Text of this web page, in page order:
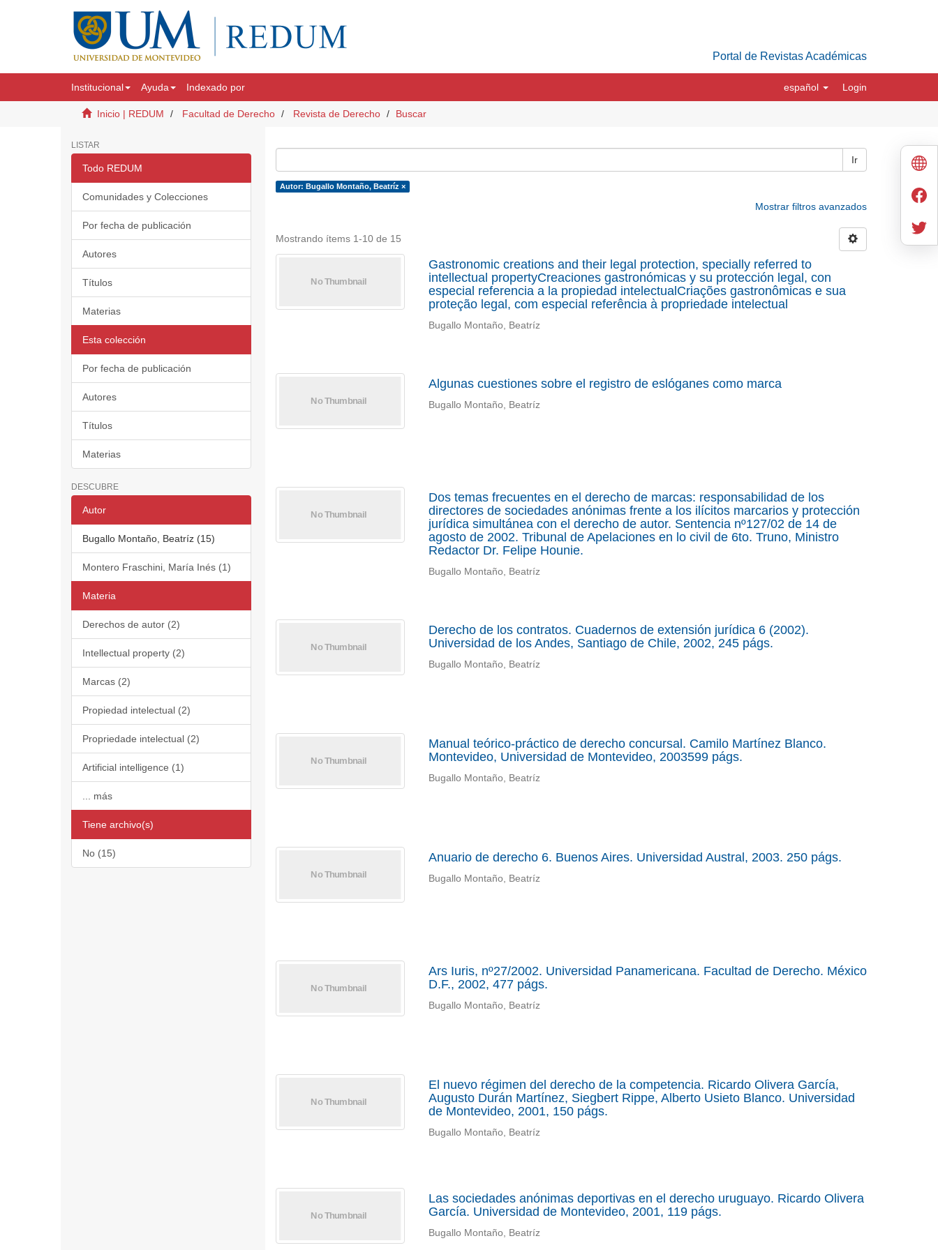
Portal de Revistas Académicas
Institucional Ayuda Indexado por español Login
Inicio | REDUM Facultad de Derecho Revista de Derecho Buscar
LISTAR
Todo REDUM
Comunidades y Colecciones
Por fecha de publicación
Autores
Títulos
Materias
Esta colección
Por fecha de publicación
Autores
Títulos
Materias
DESCUBRE
Autor
Bugallo Montaño, Beatríz (15)
Montero Fraschini, María Inés (1)
Materia
Derechos de autor (2)
Intellectual property (2)
Marcas (2)
Propiedad intelectual (2)
Propriedade intelectual (2)
Artificial intelligence (1)
... más
Tiene archivo(s)
No (15)
Ir
Autor: Bugallo Montaño, Beatríz ×
Mostrar filtros avanzados
Mostrando ítems 1-10 de 15
Gastronomic creations and their legal protection, specially referred to
intellectual propertyCreaciones gastronómicas y su protección legal, con
especial referencia a la propiedad intelectualCriações gastronômicas e sua
proteção legal, com especial referência à propriedade intelectual
Bugallo Montaño, Beatríz
Algunas cuestiones sobre el registro de eslóganes como marca
Bugallo Montaño, Beatríz
Dos temas frecuentes en el derecho de marcas: responsabilidad de los
directores de sociedades anónimas frente a los ilícitos marcarios y protección
jurídica simultánea con el derecho de autor. Sentencia nº127/02 de 14 de
agosto de 2002. Tribunal de Apelaciones en lo civil de 6to. Truno, Ministro
Redactor Dr. Felipe Hounie.
Bugallo Montaño, Beatríz
Derecho de los contratos. Cuadernos de extensión jurídica 6 (2002).
Universidad de los Andes, Santiago de Chile, 2002, 245 págs.
Bugallo Montaño, Beatríz
Manual teórico-práctico de derecho concursal. Camilo Martínez Blanco.
Montevideo, Universidad de Montevideo, 2003599 págs.
Bugallo Montaño, Beatríz
Anuario de derecho 6. Buenos Aires. Universidad Austral, 2003. 250 págs.
Bugallo Montaño, Beatríz
Ars Iuris, nº27/2002. Universidad Panamericana. Facultad de Derecho. México
D.F., 2002, 477 págs.
Bugallo Montaño, Beatríz
El nuevo régimen del derecho de la competencia. Ricardo Olivera García,
Augusto Durán Martínez, Siegbert Rippe, Alberto Usieto Blanco. Universidad
de Montevideo, 2001, 150 págs.
Bugallo Montaño, Beatríz
Las sociedades anónimas deportivas en el derecho uruguayo. Ricardo Olivera
García. Universidad de Montevideo, 2001, 119 págs.
Bugallo Montaño, Beatríz